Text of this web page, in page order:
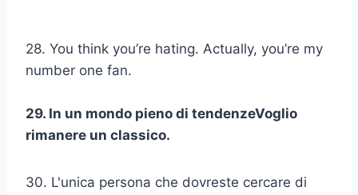
28. You think you’re hating. Actually, you’re my
number one fan.
29. In un mondo pieno di tendenzeVoglio
rimanere un classico.
30. L'unica persona che dovreste cercare di